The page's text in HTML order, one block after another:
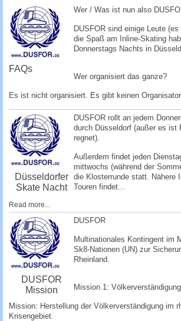
FAQs
Wer / Was ist nun also
DUSFOR sind einige Leute
die Spaß am Inline-Skating
Donnerstags Nachts in
Wer organisiert das ganze?
Es ist nicht organisiert. Es gibt keinen
Düsseldorfer
Skate Nacht
DUSFOR rollt an jedem
durch Düsseldorf (außer es ist
regnet).
Außerdem findet jeden
mittwochs (während der
die Klosterrunde statt. Nähere
Touren findet...
Read more...
DUSFOR
Mission
DUSFOR
Multinationales Kontingent im
Sk8-Nationen (UN) zur
Rheinland.
Mission 1: Völkerverständigung
Mission: Herstellung der Völkerverständigung im
Krisengebiet.